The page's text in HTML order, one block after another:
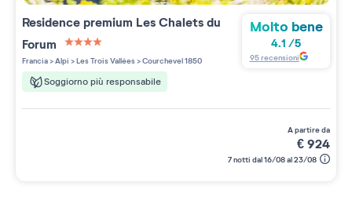
Residence premium Les Chalets du
Forum
4 étoiles sur 5
Francia>Alpi >Les Trois Vallées>Courchevel 1850
Soggiorno più responsabile
Molto bene
4.1 /5
95recensioni
a partire da
€924
7 notti dal 16/08 al 23/08